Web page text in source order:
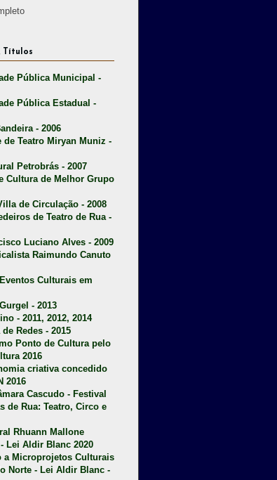
Títulos
Pública Municipal -
Pública Estadual -
- 2006
de Teatro Miryan Muniz -
Petrobrás - 2007
Cultura de Melhor Grupo
de Circulação - 2008
de Teatro de Rua -
Luciano Alves - 2009
Raimundo Canuto
ventos Culturais em
- 2013
- 2011, 2012, 2014
Redes - 2015
Ponto de Cultura pelo
2016
criativa concedido
2016
Cascudo - Festival
de Rua: Teatro, Circo e
Rhuann Mallone
Lei Aldir Blanc 2020
a Microprojetos Culturais
Norte - Lei Aldir Blanc -